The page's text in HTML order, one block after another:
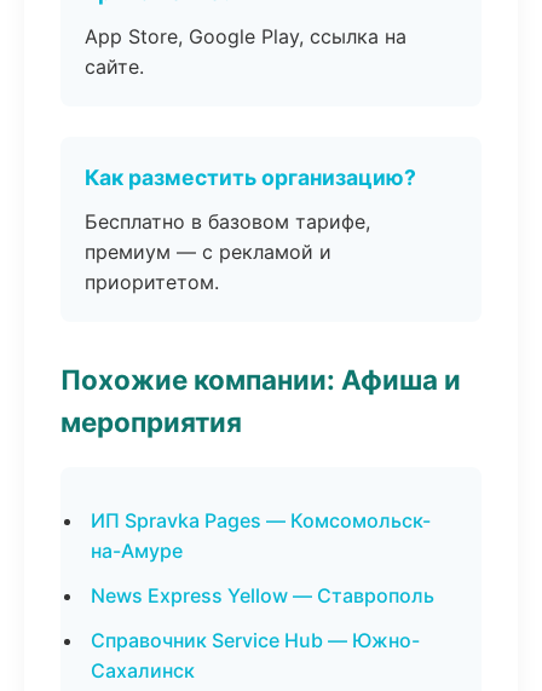
App Store, Google Play, ссылка на
сайте.
Как разместить организацию?
Бесплатно в базовом тарифе,
премиум — с рекламой и
приоритетом.
Похожие компании: Афиша и
мероприятия
ИП Spravka Pages — Комсомольск-
на-Амуре
News Express Yellow — Ставрополь
Справочник Service Hub — Южно-
Сахалинск